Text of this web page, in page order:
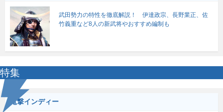
武田勢力の特性を徹底解説！ 伊達政宗、長野業正、佐
竹義重など8人の新武将やおすすめ編制も
特集
電撃インディー